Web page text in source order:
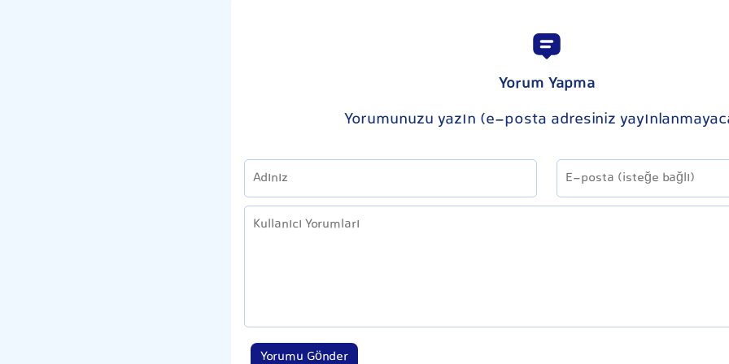
Yorum Yapma
Yorumunuzu yazın (e-posta adresiniz
Yorumu Gönder